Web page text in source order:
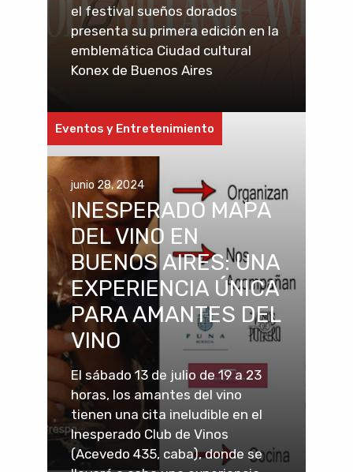
el festival sueños dorados
presenta su primera edición en la
emblemática Ciudad cultural
Konex de Buenos Aires
Eventos y Entretenimiento
junio 28, 2024
INESPERADO MAPA
DEL VINO EN
BUENOS AIRES: UNA
EXPERIENCIA ÚNICA
PARA AMANTES DEL
VINO
El sábado 13 de julio de 19 a 23
horas, los amantes del vino
tienen una cita ineludible en el
Inesperado Club de Vinos
(Acevedo 435, caba), donde se